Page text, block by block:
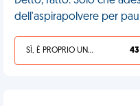
dell'aspirapolvere per
SÌ, È PROPRIO UNA VDM! 43